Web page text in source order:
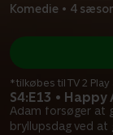
Komedie • 4
S4:E13 •
Adam forsøger at
bryllupsdag ved at
*tilkøbes til TV 2